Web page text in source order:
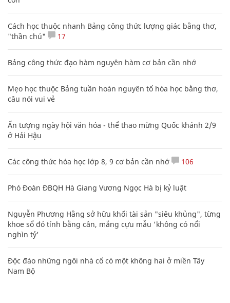
Cách học thuộc nhanh Bảng công thức lượng giác bằng thơ,
"thần chú"
17
Bảng công thức đạo hàm nguyên hàm cơ bản cần nhớ
Mẹo học thuộc Bảng tuần hoàn nguyên tố hóa học bằng thơ,
câu nói vui vẻ
Ấn tượng ngày hội văn hóa - thể thao mừng Quốc khánh 2/9
ở Hải Hậu
Các công thức hóa học lớp 8, 9 cơ bản cần nhớ 106
Phó Đoàn ĐBQH Hà Giang Vương Ngọc Hà bị kỷ luật
Nguyễn Phương Hằng sở hữu khối tài sản "siêu khủng", từng
khoe sổ đỏ tính bằng cân, mắng cựu mẫu 'không có nổi
nghìn tỷ'
Độc đáo những ngôi nhà cổ có một không hai ở miền Tây
Nam Bộ